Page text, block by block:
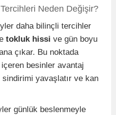
Neden Değişir?
daha bilinçli tercihler
tokluk hissi ve gün boyu
çıkar. Bu noktada
besinler avantaj
yavaşlatır ve kan
günlük beslenmeyle